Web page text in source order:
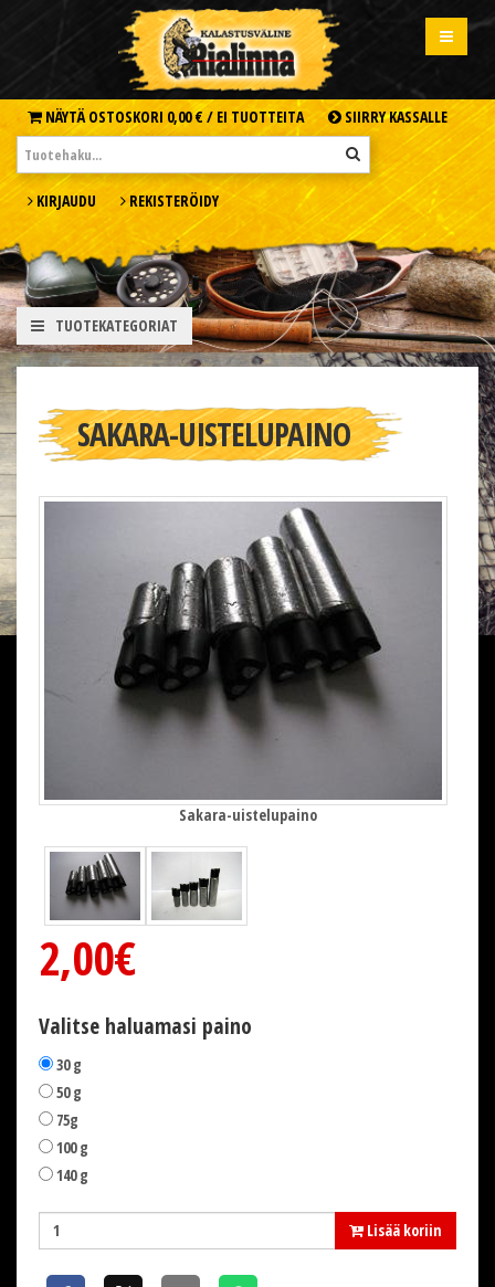
NÄYTÄ OSTOSKORI 0,00 € / EI TUOTTEITA SIIRRY KASSALLE
KIRJAUDU REKISTERÖIDY
TUOTEKATEGORIAT
SAKARA-UISTELUPAINO
Sakara-uistelupaino
2,00€
Valitse haluamasi paino
30 g
50 g
75g
100 g
140 g
Lisää koriin